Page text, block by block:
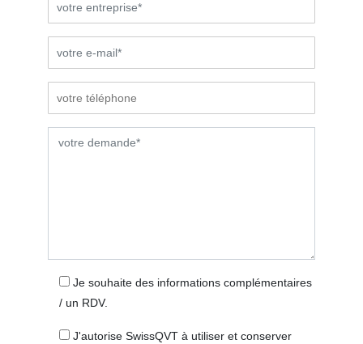
Je souhaite des informations complémentaires
/ un RDV.
J'autorise SwissQVT à utiliser et conserver